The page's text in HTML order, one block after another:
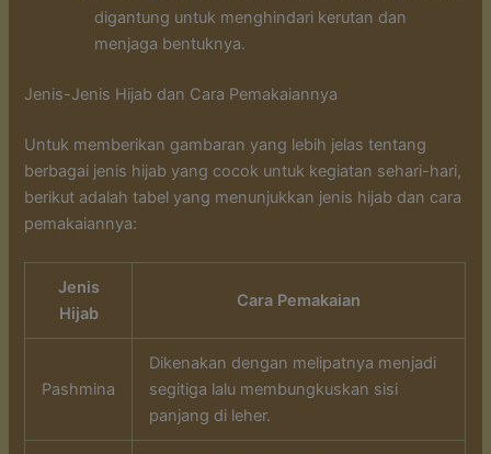
digantung untuk menghindari kerutan dan
menjaga bentuknya.
Jenis-Jenis Hijab dan Cara Pemakaiannya
Untuk memberikan gambaran yang lebih jelas tentang
berbagai jenis hijab yang cocok untuk kegiatan sehari-hari,
berikut adalah tabel yang menunjukkan jenis hijab dan cara
pemakaiannya:
Jenis
Hijab
Cara Pemakaian
Pashmina
Dikenakan dengan melipatnya menjadi
segitiga lalu membungkuskan sisi
panjang di leher.